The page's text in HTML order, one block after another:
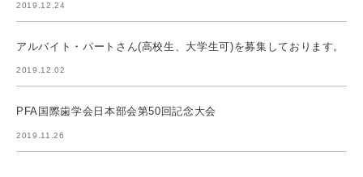
2019.12.24
アルバイト・パートさん(高校生、大学生可)を募集しております。
2019.12.02
PFA国際歯学会日本部会第50回記念大会
2019.11.26